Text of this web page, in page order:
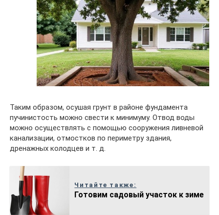
Таким образом, осушая грунт в районе фундамента
пучинистость можно свести к минимуму. Отвод воды
можно осуществлять с помощью сооружения ливневой
канализации, отмостков по периметру здания,
дренажных колодцев и т. д.
Читайте также:
Готовим садовый участок к зиме